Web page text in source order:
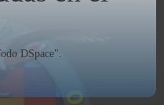
DSpace".